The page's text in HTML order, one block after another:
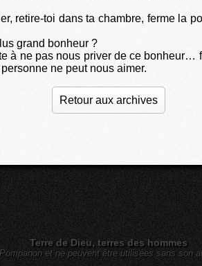
retire-toi dans ta chambre, ferme la
grand bonheur ?
à ne pas nous priver de ce bonheur…
ne peut nous aimer.
Retour aux archives
Terre de Dieu, terres des hommes
et ne peuvent être utilisées sans son